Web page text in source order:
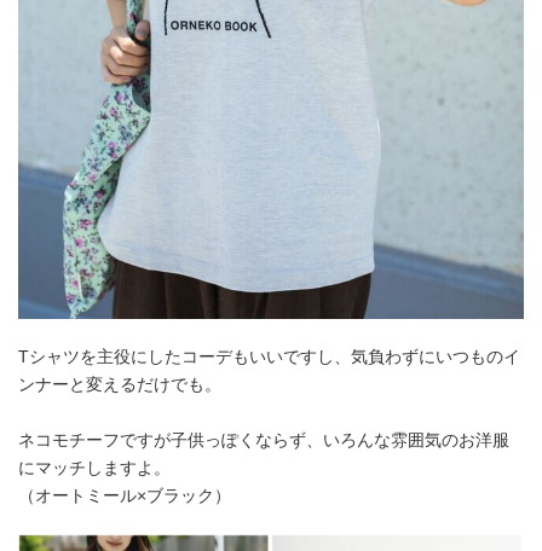
Tシャツを主役にしたコーデもいいですし、気負わずにいつものイ
ンナーと変えるだけでも。
ネコモチーフですが子供っぽくならず、いろんな雰囲気のお洋服
にマッチしますよ。
（オートミール×ブラック）